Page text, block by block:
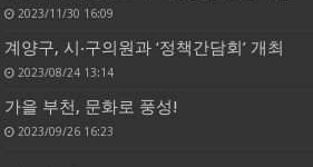
2023/11/30 16:09
계양구, 시‧구의원과 ‘정책간담회’ 개최
2023/08/24 13:14
가을 부천, 문화로 풍성!
2023/09/26 16:23